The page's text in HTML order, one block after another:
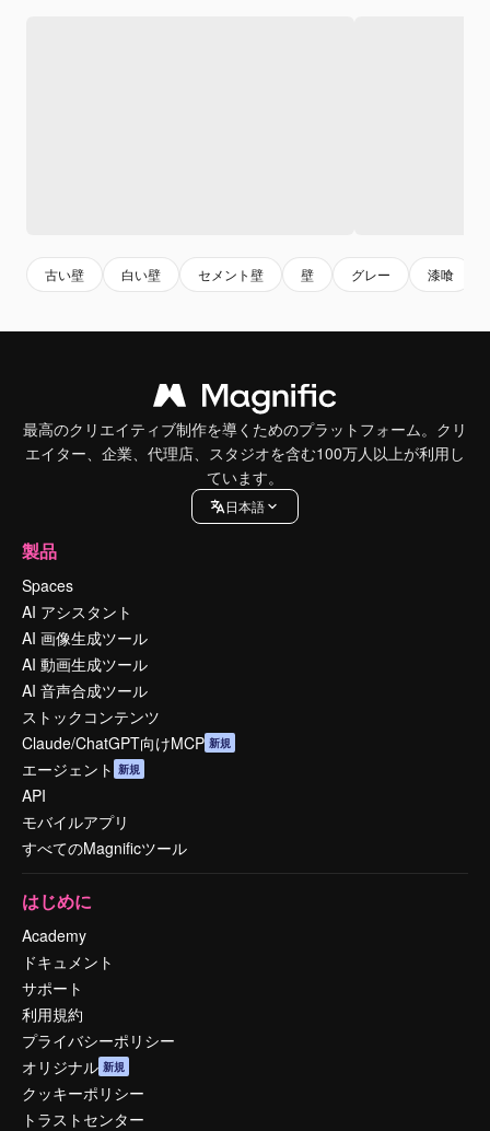
古い壁 白い壁 セメント壁 壁 グレー 漆喰
最高のクリエイティブ制作を導くためのプラットフォーム。クリ
エイター、企業、代理店、スタジオを含む100万人以上が利用し
ています。
日本語
製品
Spaces
AI アシスタント
AI 画像生成ツール
AI 動画生成ツール
AI 音声合成ツール
ストックコンテンツ
Claude/ChatGPT向けMCP 新規
エージェント 新規
API
モバイルアプリ
すべてのMagnificツール
はじめに
Academy
ドキュメント
サポート
利用規約
プライバシーポリシー
オリジナル 新規
クッキーポリシー
トラストセンター